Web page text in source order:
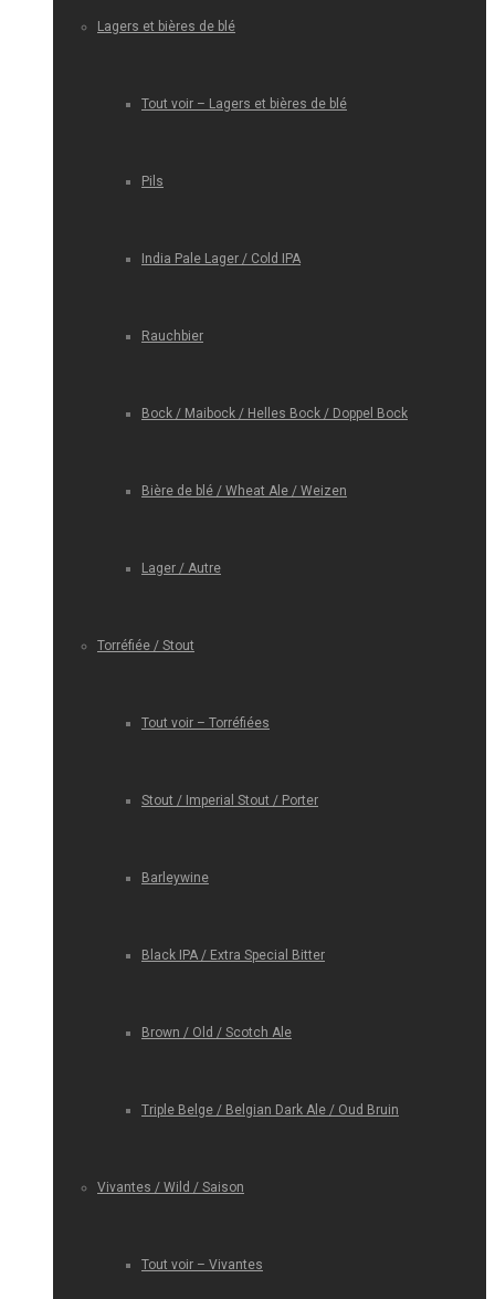
Lagers et bières de blé
Tout voir – Lagers et bières de blé
Pils
India Pale Lager / Cold IPA
Rauchbier
Bock / Maibock / Helles Bock / Doppel Bock
Bière de blé / Wheat Ale / Weizen
Lager / Autre
Torréfiée / Stout
Tout voir – Torréfiées
Stout / Imperial Stout / Porter
Barleywine
Black IPA / Extra Special Bitter
Brown / Old / Scotch Ale
Triple Belge / Belgian Dark Ale / Oud Bruin
Vivantes / Wild / Saison
Tout voir – Vivantes